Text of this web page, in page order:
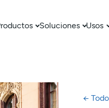
Soluciones Usos
←